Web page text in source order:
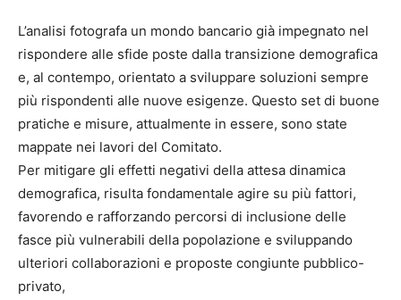
L’analisi fotografa un mondo bancario già impegnato nel
rispondere alle sfide poste dalla transizione demografica
e, al contempo, orientato a sviluppare soluzioni sempre
più rispondenti alle nuove esigenze. Questo set di buone
pratiche e misure, attualmente in essere, sono state
mappate nei lavori del Comitato.
Per mitigare gli effetti negativi della attesa dinamica
demografica, risulta fondamentale agire su più fattori,
favorendo e rafforzando percorsi di inclusione delle
fasce più vulnerabili della popolazione e sviluppando
ulteriori collaborazioni e proposte congiunte pubblico-
privato,